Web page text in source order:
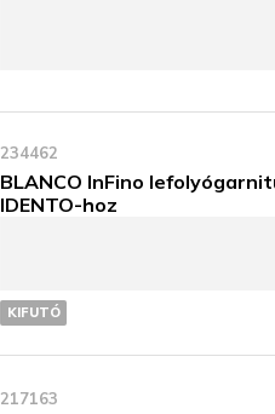
234462
BLANCO InFino
IDENTO-hoz
KIFUTÓ
217163